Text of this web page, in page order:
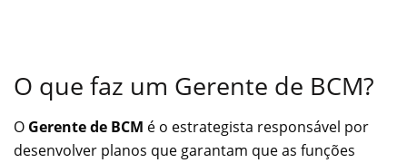
O que faz um Gerente de BCM?
O Gerente de BCM é o estrategista responsável por
desenvolver planos que garantam que as funções